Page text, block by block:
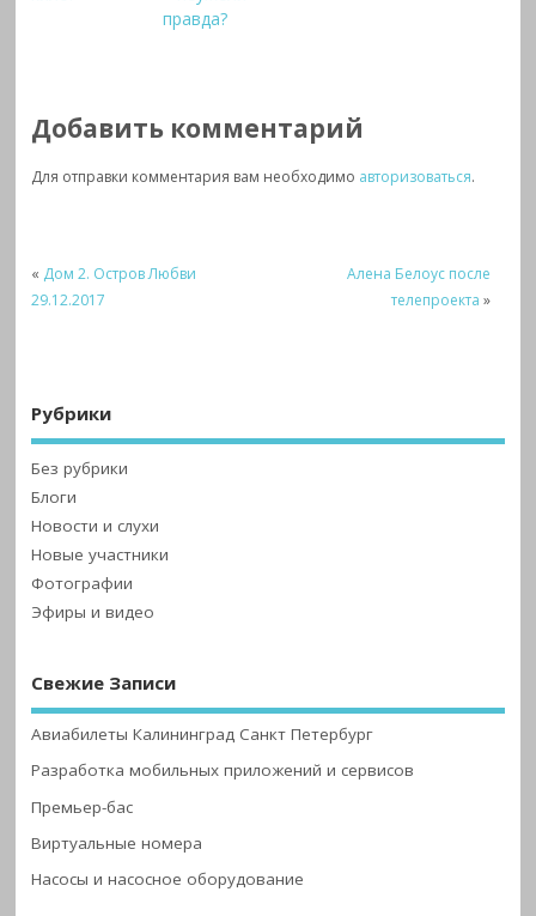
правда?
Добавить комментарий
Для отправки комментария вам необходимо авторизоваться.
« Дом 2. Остров Любви
29.12.2017
Алена Белоус после
телепроекта »
Рубрики
Без рубрики
Блоги
Новости и слухи
Новые участники
Фотографии
Эфиры и видео
Свежие Записи
Авиабилеты Калининград Санкт Петербург
Разработка мобильных приложений и сервисов
Премьер-бас
Виртуальные номера
Насосы и насосное оборудование